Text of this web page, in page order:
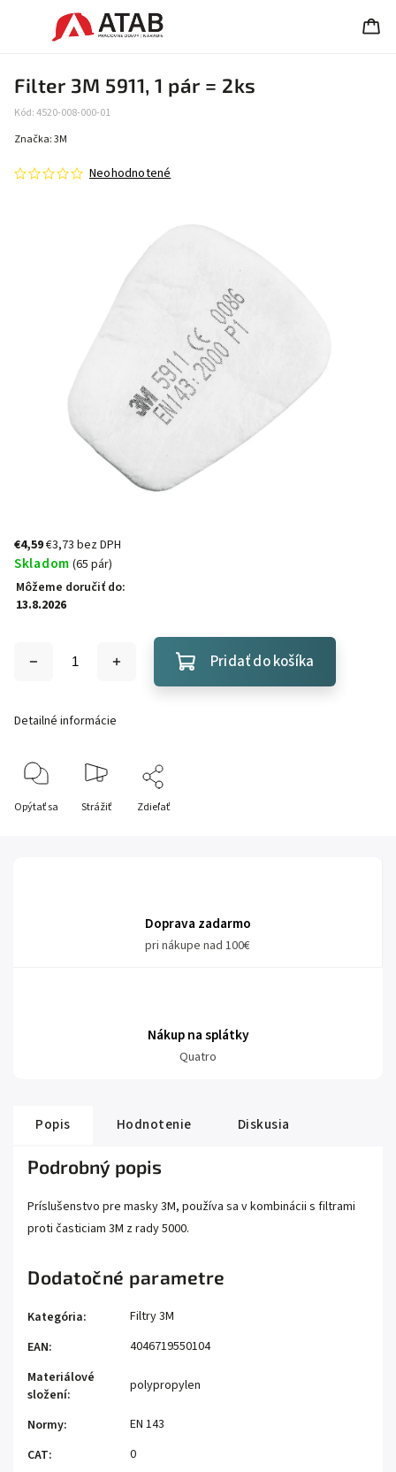
Filter 3M 5911, 1 pár = 2ks
Kód:4520-008-000-01
Neohodnotené
Značka:3M
€4,59€3,73 bez DPH
Skladom (65 pár)
Môžeme doručiť do:
13.8.2026
Pridať do košíka
Detailné informácie
Opýtať sa Strážiť Zdieľať
Doprava zadarmo
pri nákupe nad 100€
Nákup na splátky
Quatro
Popis Hodnotenie Diskusia
Podrobný popis
Príslušenstvo pre masky 3M, používa sa v kombinácii s filtrami
proti časticiam 3M z rady 5000.
Dodatočné parametre
Kategória:
Filtry 3M
EAN:
4046719550104
Materiálové
složení:
polypropylen
Normy:
EN 143
CAT:
0